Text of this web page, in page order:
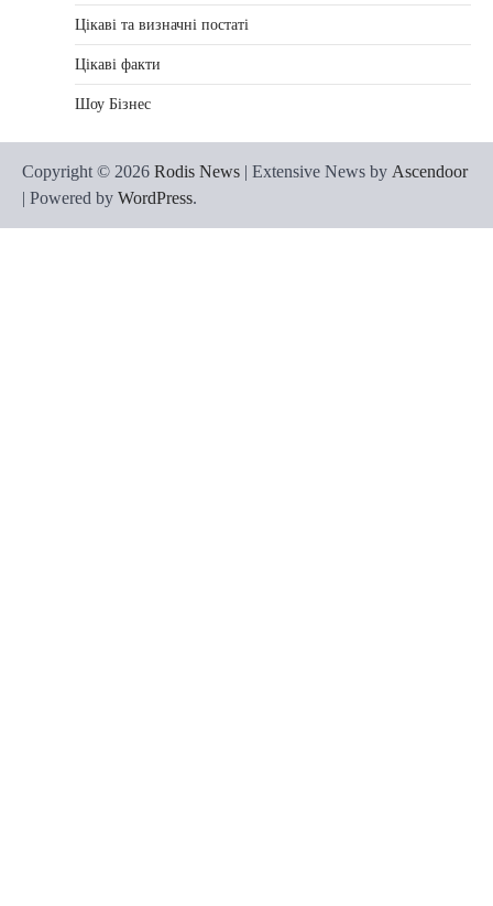
Цікаві та визначні постаті
Цікаві факти
Шоу Бізнес
Copyright © 2026 Rodis News | Extensive News by Ascendoor
| Powered by WordPress.